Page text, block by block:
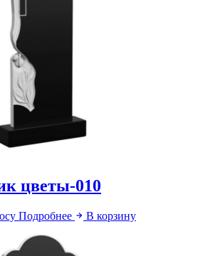
цветы-010
Подробнее В корзину